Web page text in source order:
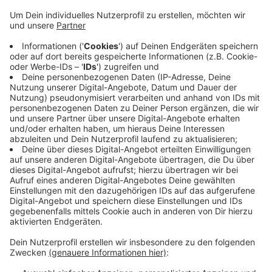
Verletzung des Post- und Fernmeldegeheimnisses.
Sie sollen gestern zwischen 16 und 17 Uhr dort
abgelegt worden sein. Zeugen werden gebeten,
sich bei der Polizei zu melden. Die unversehrten
Sendungen sollen bald bei den Empfängern
eintreffen können.
Sachdienliche Hinweise bitte an das
Kriminalkommissariat 32 unter 0241/9577-33201
oder - außerhalb der Bürodienstzeit - an die
Kriminalwache unter 0241/9577-34210.
Veröffentlicht:Donnerstag, 14.05.2020 06:38
Anzeige